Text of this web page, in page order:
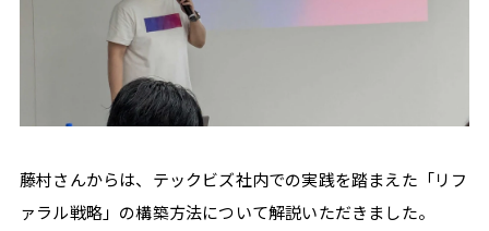
イ
#
格
藤村さんからは、テックビズ社内での実践を踏まえた「リフ
ァラル戦略」の構築方法について解説いただきました。